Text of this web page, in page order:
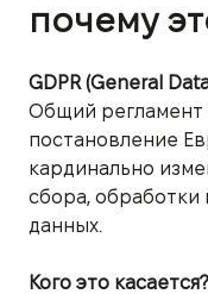
почему
GDPR (General
Общий регламент
постановление
кардинально
сбора, обработки
данных.
Кого это касается?